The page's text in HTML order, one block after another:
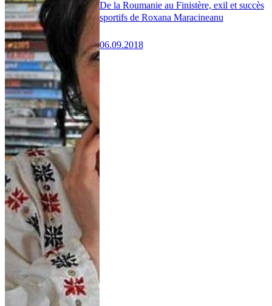
De la Roumanie au Finistère, exil et succès
sportifs de Roxana Maracineanu
06.09.2018